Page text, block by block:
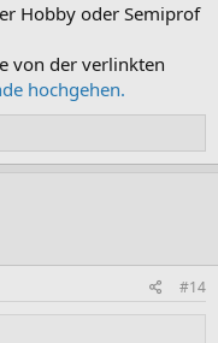
Hobby oder Semiprof
von der verlinkten
hochgehen.
#14